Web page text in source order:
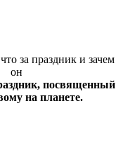
посвященный
на планете.